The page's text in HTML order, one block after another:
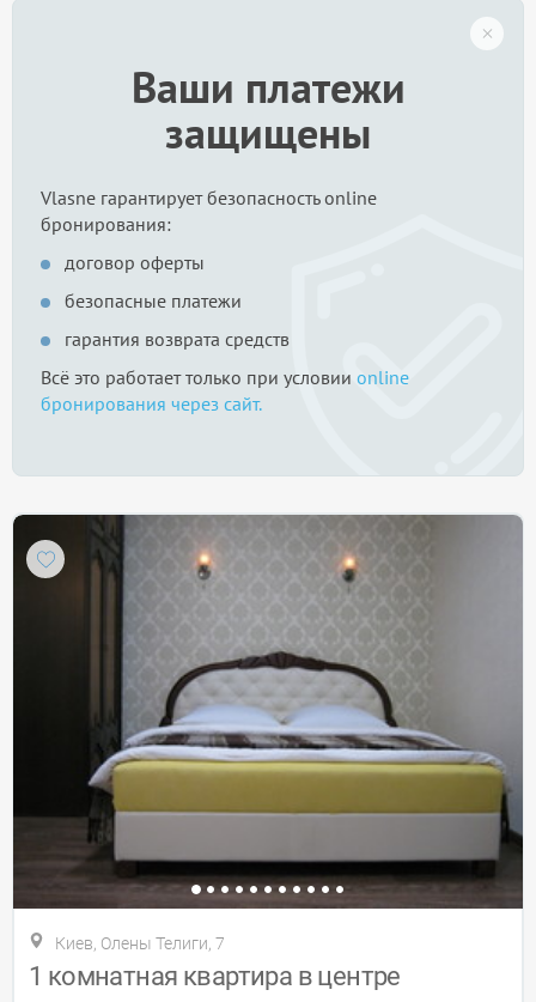
Ваши платежи
защищены
Vlasne гарантирует безопасность online
бронирования:
договор оферты
безопасные платежи
гарантия возврата средств
Всё это работает только при условии online
бронирования через сайт.
Киев, Олены Телиги, 7
1 комнатная квартира в центре